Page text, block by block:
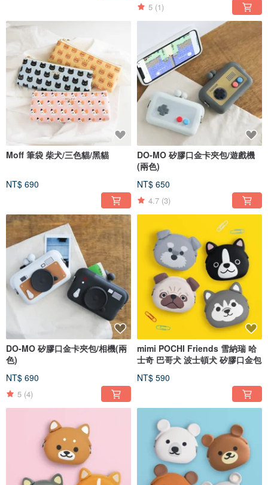
5 (1)
Moff 筆袋 柴犬/三色貓/黑貓
NT$ 690
DO-MO 矽膠口金卡夾包/遊戲機
(兩色)
NT$ 650
4.7 (3)
DO-MO 矽膠口金卡夾包/相機(兩
色)
NT$ 690
5 (4)
mimi POCHI Friends 雪納瑞 哈
士奇 巴哥犬 波士頓犬 矽膠口金包
NT$ 590